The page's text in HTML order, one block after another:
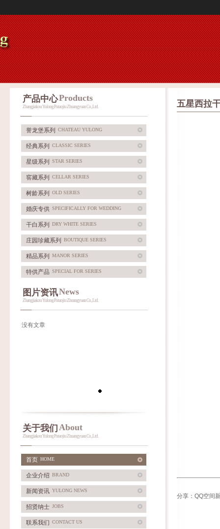
产品中心Products
Zhangjiakou Yulong Putaojiu Zhuangyuan Co., Ltd.
誉龙堡系列 CHATEAU YULONG
经典系列 CLASSIC SERIES
星级系列 STAR SERIES
窖藏系列 CELLAR SERIES
树龄系列 OLD SERIES
婚庆专供 SPECIFICALLY FOR WEDDING
干白系列 DRY WHITE SERIES
庄园珍藏系列 BOUTIQUE SERIES
精品系列 MANOR SERIES
特供产品 SPECIAL FOR SERIES
图片资讯News
Zhangjiakou Yulong Putaojiu Zhuangyuan Co., Ltd.
没有文章
关于我们 About
Zhangjiakou Yulong Putaojiu Zhuangyuan Co., Ltd.
首页 HOME
企业介绍 BRAND
新闻资讯 YULONG NEWS
招贤纳士 JOBS
联系我们 CONTACT US
五星西拉
分享： QQ空间